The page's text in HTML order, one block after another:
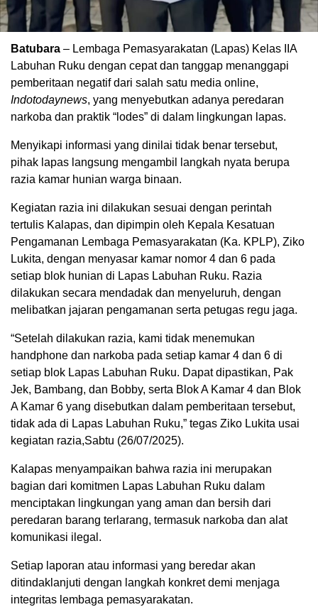
Batubara – Lembaga Pemasyarakatan (Lapas) Kelas IIA
Labuhan Ruku dengan cepat dan tanggap menanggapi
pemberitaan negatif dari salah satu media online,
Indotodaynews, yang menyebutkan adanya peredaran
narkoba dan praktik “lodes” di dalam lingkungan lapas.
Menyikapi informasi yang dinilai tidak benar tersebut,
pihak lapas langsung mengambil langkah nyata berupa
razia kamar hunian warga binaan.
Kegiatan razia ini dilakukan sesuai dengan perintah
tertulis Kalapas, dan dipimpin oleh Kepala Kesatuan
Pengamanan Lembaga Pemasyarakatan (Ka. KPLP), Ziko
Lukita, dengan menyasar kamar nomor 4 dan 6 pada
setiap blok hunian di Lapas Labuhan Ruku. Razia
dilakukan secara mendadak dan menyeluruh, dengan
melibatkan jajaran pengamanan serta petugas regu jaga.
“Setelah dilakukan razia, kami tidak menemukan
handphone dan narkoba pada setiap kamar 4 dan 6 di
setiap blok Lapas Labuhan Ruku. Dapat dipastikan, Pak
Jek, Bambang, dan Bobby, serta Blok A Kamar 4 dan Blok
A Kamar 6 yang disebutkan dalam pemberitaan tersebut,
tidak ada di Lapas Labuhan Ruku,” tegas Ziko Lukita usai
kegiatan razia,Sabtu (26/07/2025).
Kalapas menyampaikan bahwa razia ini merupakan
bagian dari komitmen Lapas Labuhan Ruku dalam
menciptakan lingkungan yang aman dan bersih dari
peredaran barang terlarang, termasuk narkoba dan alat
komunikasi ilegal.
Setiap laporan atau informasi yang beredar akan
ditindaklanjuti dengan langkah konkret demi menjaga
integritas lembaga pemasyarakatan.